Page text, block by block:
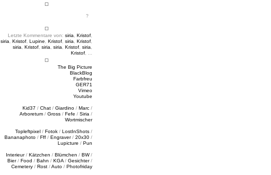
Letzte Kommentare von: siria Kristof
siria
Kristof Lupine Kristof siria Kristof
siria
Kristof siria siria Kristof siria
Kristof
The Big Picture
BlackBlog
Farbfreu
GER71
Vimeo
Youtube
Kid37 / Chat / Giardino / Marc /
Arboretum / Gross / Fefe / Siria /
Wortmischer
Topleftpixel / Fotok / LostInShots /
Bananaphoto / Fff / Engraver/ 20x30 /
Lupicture / Pun
Interieur/ Kätzchen / Blümchen / BW/
Bier/ Food / Bahn / KGA / Gesichter/
Cemetery / Rost /Auto / Photofriday